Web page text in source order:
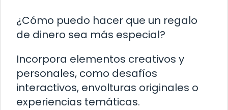
¿Cómo puedo hacer que un regalo
de dinero sea más especial?
Incorpora elementos creativos y
personales, como desafíos
interactivos, envolturas originales o
experiencias temáticas.